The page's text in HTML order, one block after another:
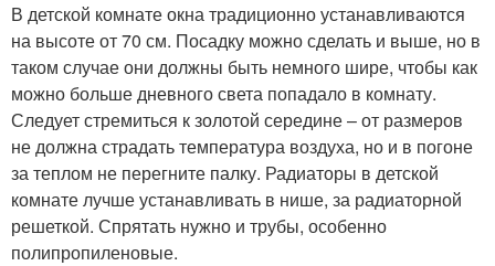
В детской комнате окна традиционно устанавливаются
на высоте от 70 см. Посадку можно сделать и выше, но в
таком случае они должны быть немного шире, чтобы как
можно больше дневного света попадало в комнату.
Следует стремиться к золотой середине – от размеров
не должна страдать температура воздуха, но и в погоне
за теплом не перегните палку. Радиаторы в детской
комнате лучше устанавливать в нише, за радиаторной
решеткой. Спрятать нужно и трубы, особенно
полипропиленовые.